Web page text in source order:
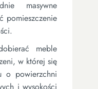
masywne
pomieszczenie
meble
w której się
o powierzchni
i wysokości